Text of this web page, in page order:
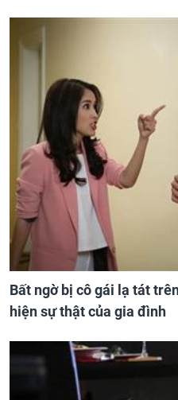
Bất ngờ bị cô gái lạ tát
hiện sự thật của gia đình